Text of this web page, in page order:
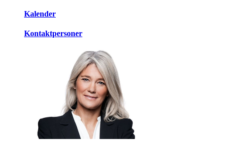
Kalender
Kontaktpersoner